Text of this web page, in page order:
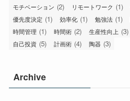
モチベーション (2) リモートワーク (1)
優先度決定 (1) 効率化 (1) 勉強法 (1)
時間管理 (1) 時間術 (2) 生産性向上 (3)
自己投資 (5) 計画術 (4) 陶器 (3)
Archive